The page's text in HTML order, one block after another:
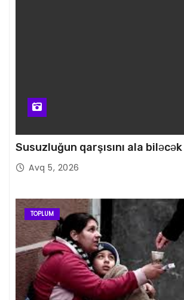
Susuzluğun qarşısını ala
Avq 5, 2026
TOPLUM